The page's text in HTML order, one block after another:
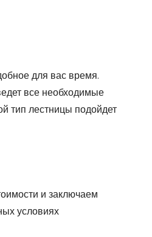
для вас время.
все необходимые
тип лестницы подойдет
и заключаем
условиях